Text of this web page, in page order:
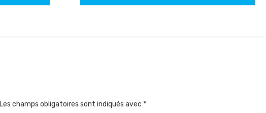
Les champs obligatoires sont indiqués avec *